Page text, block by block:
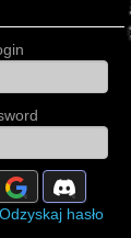
Odzyskaj hasło